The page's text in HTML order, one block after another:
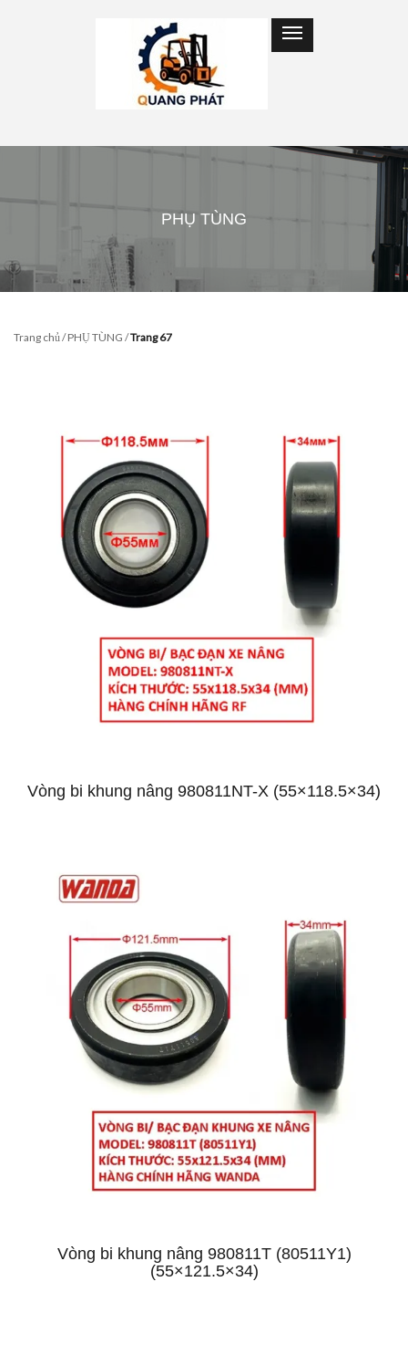
PHỤ TÙNG
Trang chủ/PHỤ TÙNG /Trang 67
Vòng bi khung nâng 980811NT-X (55×118.5×34)
Vòng bi khung nâng 980811T (80511Y1)
(55×121.5×34)